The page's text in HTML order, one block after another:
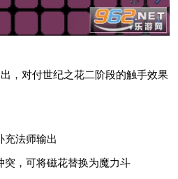
，对付世纪之花二阶段的触手效果
充法师输出
突，可将磁花替换为魔力斗